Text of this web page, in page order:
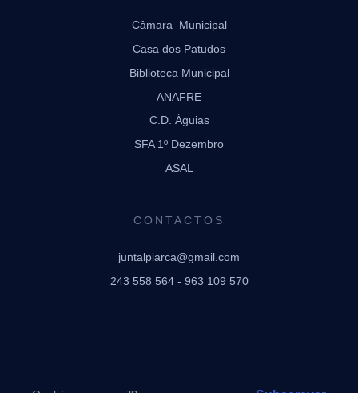
Câmara Municipal
Casa dos Patudos
Biblioteca Municipal
ANAFRE
C.D. Águias
SFA 1º Dezembro
ASAL
CONTACTOS
juntalpiarca@gmail.com
243 558 564 - 963 109 570